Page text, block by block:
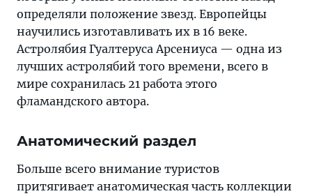
определяли положение звезд. Европейцы
научились изготавливать их в 16 веке.
Астролябия Гуалтеруса Арсениуса — одна из
лучших астролябий того времени, всего в
мире сохранилась 21 работа этого
фламандского автора.
Анатомический раздел
Больше всего внимание туристов
притягивает анатомическая часть коллекции